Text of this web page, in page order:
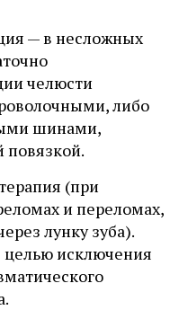
— в несложных
челюсти
либо
шинами,
(при
и переломах,
лунку зуба).
целью исключения